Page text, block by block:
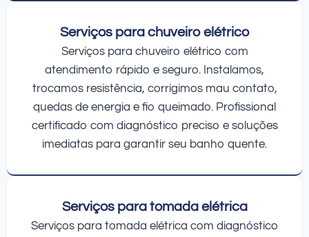
Serviços para chuveiro elétrico
Serviços para chuveiro elétrico com
atendimento rápido e seguro. Instalamos,
trocamos resistência, corrigimos mau contato,
quedas de energia e fio queimado. Profissional
certificado com diagnóstico preciso e soluções
imediatas para garantir seu banho quente.
Serviços para tomada elétrica
Serviços para tomada elétrica com diagnóstico